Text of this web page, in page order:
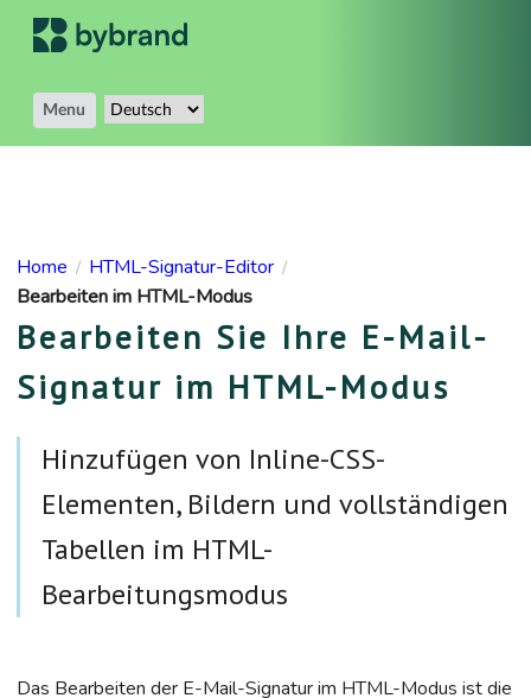
Menu
Home / HTML-Signatur-Editor /
Bearbeiten im HTML-Modus
Bearbeiten Sie Ihre E-Mail-
Signatur im HTML-Modus
Hinzufügen von Inline-CSS-
Elementen, Bildern und vollständigen
Tabellen im HTML-
Bearbeitungsmodus
Das Bearbeiten der E-Mail-Signatur im HTML-Modus ist die